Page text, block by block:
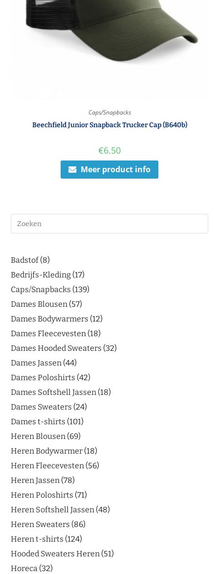
Caps/Snapbacks
Beechfield Junior Snapback Trucker Cap (B640b)
€6.50
Meer product info
Badstof 8
Bedrijfs-Kleding 17
Caps/Snapbacks 139
Dames Blousen 57
Dames Bodywarmers 12
Dames Fleecevesten 18
Dames Hooded Sweaters 32
Dames Jassen 44
Dames Poloshirts 42
Dames Softshell Jassen 18
Dames Sweaters 24
Dames t-shirts 101
Heren Blousen 69
Heren Bodywarmer 18
Heren Fleecevesten 56
Heren Jassen 78
Heren Poloshirts 71
Heren Softshell Jassen 48
Heren Sweaters 86
Heren t-shirts 124
Hooded Sweaters Heren 51
Horeca 32